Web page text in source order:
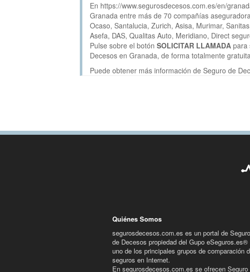
En https://www.segurosdecesos.com.es/en/
Granada entre más de 70 compañías
Ocaso, Santalucia, Zurich, Asisa, Murimar,
Asefa, DAS, Qualitas Auto, Meridiano, Direct
Pulse sobre el botón SOLICITAR LLAMADA para
Decesos en Granada, de forma totalmente
Puede obtener más información de Seguro de
Quiénes Somos
segurosdecesos.com.es es un portal de Seguro
de Decesos propiedad del Gupo eSeguros.es®
uno de los principales grupos de comparación
seguros en Internet.
En segurosdecesos.com.es se ofrecen Seguro